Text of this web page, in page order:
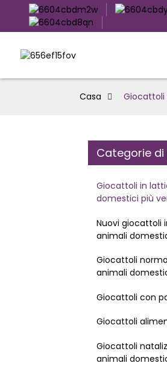
Casa
Categorie
Giocattoli in
domestici più
Nuovi giocattoli
animali
Giocattoli
animali
Giocattoli con
Giocattoli
Giocattoli
animali